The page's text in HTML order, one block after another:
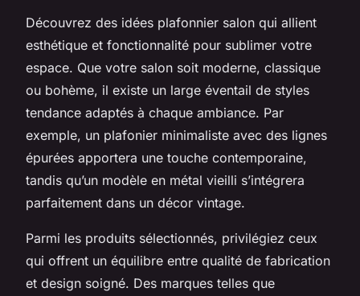
Découvrez des idées plafonnier salon qui allient
esthétique et fonctionnalité pour sublimer votre
espace. Que votre salon soit moderne, classique
ou bohème, il existe un large éventail de styles
tendance adaptés à chaque ambiance. Par
exemple, un plafonier minimaliste avec des lignes
épurées apportera une touche contemporaine,
tandis qu’un modèle en métal vieilli s’intégrera
parfaitement dans un décor vintage.
Parmi les produits sélectionnés, privilégiez ceux
qui offrent un équilibre entre qualité de fabrication
et design soigné. Des marques telles que